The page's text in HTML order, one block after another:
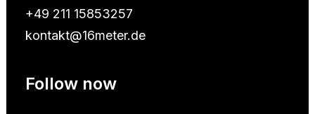
+49 211 15853257
kontakt@16meter.de
Follow now